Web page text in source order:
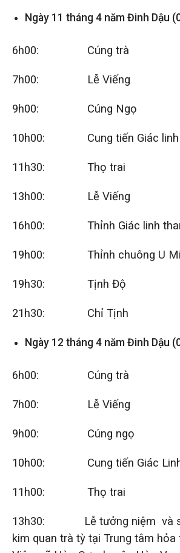
Ngày 11 tháng 4 năm Đinh Dậu
6h00: Cúng trà
7h00: Lễ Viếng
9h00: Cúng Ngọ
10h00: Cung tiến Giác linh
11h30: Thọ trai
13h00: Lễ Viếng
16h00: Thỉnh Giác linh
19h00: Thỉnh chuông U
19h30: Tịnh Độ
21h30: Chỉ Tịnh
Ngày 12 tháng 4 năm Đinh Dậu
6h00: Cúng trà
7h00: Lễ Viếng
9h00: Cúng ngọ
10h00: Cung tiến Giác
11h00: Thọ trai
13h30: Lễ tưởng niệm và
kim quan trà tỳ tại Trung tâm hỏa